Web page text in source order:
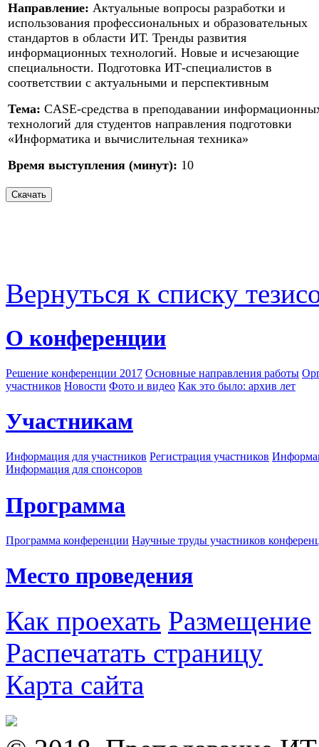
Направление: Актуальные вопросы разработки и
использования профессиональных и образовательных
стандартов в области ИТ. Тренды развития
информационных технологий. Новые и исчезающие
специальности. Подготовка ИТ-специалистов в
соответствии с актуальными и перспективным
Тема: CASE-средства в преподавании
технологий для студентов направления подготовки
«Информатика и вычислительная техника»
Время выступления (минут): 10
Вернуться к списку
О конференции
Решение конференции 2017 Основные направления работы
участников Новости Фото и видео Как это было: архив лет
Участникам
Информация для участников Регистрация участников
Информация для спонсоров
Программа
Программа конференции Научные труды участников
Место проведения
Как проехать Размещение
Распечатать страницу
Карта сайта